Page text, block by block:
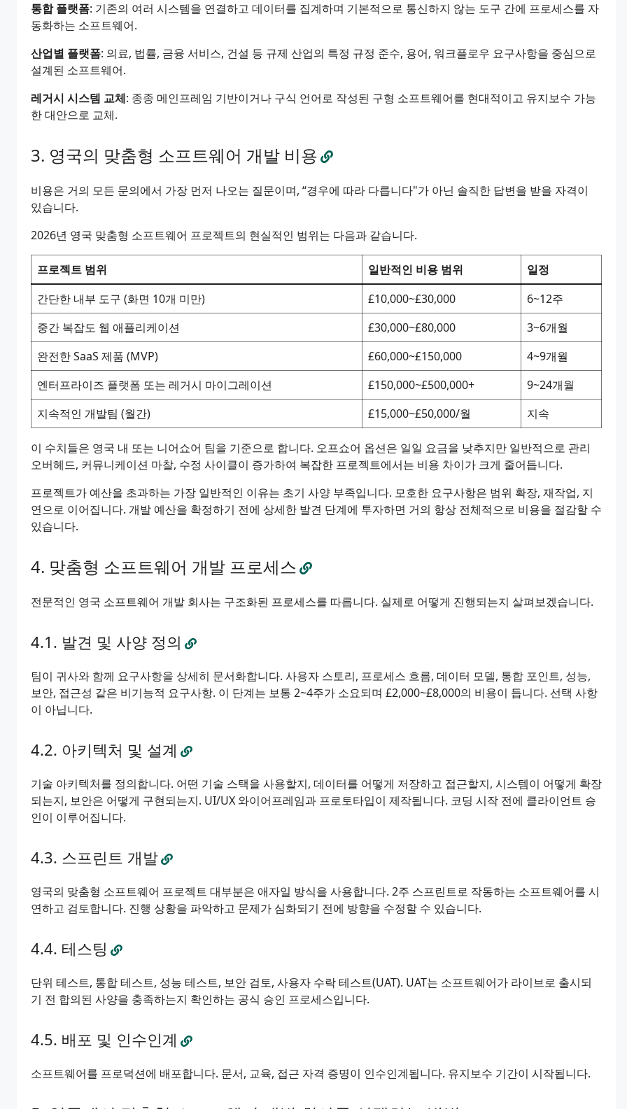
통합 플랫폼: 기존의 여러 시스템을 연결하고 데이터를 집계하며 기본적으로 통신하지 않는 도구 간에 프로세스를 자
동화하는 소프트웨어.
산업별 플랫폼: 의료, 법률, 금융 서비스, 건설 등 규제 산업의 특정 규정 준수, 용어, 워크플로우 요구사항을 중심으로
설계된 소프트웨어.
레거시 시스템 교체: 종종 메인프레임 기반이거나 구식 언어로 작성된 구형 소프트웨어를 현대적이고 유지보수 가능
한 대안으로 교체.
영국의 맞춤형 소프트웨어 개발 비용
비용은 거의 모든 문의에서 가장 먼저 나오는 질문이며, “경우에 따라 다릅니다"가 아닌 솔직한 답변을 받을 자격이
있습니다.
2026년 영국 맞춤형 소프트웨어 프로젝트의 현실적인 범위는 다음과 같습니다.
프로젝트 범위 일반적인 비용 범위
일정
간단한 내부 도구 (화면 10개 미만)
£10,000~£30,000
6~12주
중간 복잡도 웹 애플리케이션
£30,000~£80,000
3~6개월
완전한 SaaS 제품 (MVP)
£60,000~£150,000
4~9개월
엔터프라이즈 플랫폼 또는 레거시 마이그레이션
£150,000~£500,000+
9~24개월
지속적인 개발팀 (월간)
£15,000~£50,000/월 지속
이 수치들은 영국 내 또는 니어쇼어 팀을 기준으로 합니다. 오프쇼어 옵션은 일일 요금을 낮추지만 일반적으로 관리
오버헤드, 커뮤니케이션 마찰, 수정 사이클이 증가하여 복잡한 프로젝트에서는 비용 차이가 크게 줄어듭니다.
프로젝트가 예산을 초과하는 가장 일반적인 이유는 초기 사양 부족입니다. 모호한 요구사항은 범위 확장, 재작업, 지
연으로 이어집니다. 개발 예산을 확정하기 전에 상세한 발견 단계에 투자하면 거의 항상 전체적으로 비용을 절감할 수
있습니다.
맞춤형 소프트웨어 개발 프로세스
전문적인 영국 소프트웨어 개발 회사는 구조화된 프로세스를 따릅니다. 실제로 어떻게 진행되는지 살펴보겠습니다.
발견 및 사양 정의
팀이 귀사와 함께 요구사항을 상세히 문서화합니다. 사용자 스토리, 프로세스 흐름, 데이터 모델, 통합 포인트, 성능,
보안, 접근성 같은 비기능적 요구사항. 이 단계는 보통 2~4주가 소요되며 £2,000~£8,000의 비용이 듭니다. 선택 사항
이 아닙니다.
아키텍처 및 설계
기술 아키텍처를 정의합니다. 어떤 기술 스택을 사용할지, 데이터를 어떻게 저장하고 접근할지, 시스템이 어떻게 확장
되는지, 보안은 어떻게 구현되는지. UI/UX 와이어프레임과 프로토타입이 제작됩니다. 코딩 시작 전에 클라이언트 승
인이 이루어집니다.
스프린트 개발
영국의 맞춤형 소프트웨어 프로젝트 대부분은 애자일 방식을 사용합니다. 2주 스프린트로 작동하는 소프트웨어를 시
연하고 검토합니다. 진행 상황을 파악하고 문제가 심화되기 전에 방향을 수정할 수 있습니다.
테스팅
단위 테스트, 통합 테스트, 성능 테스트, 보안 검토, 사용자 수락 테스트(UAT). UAT는 소프트웨어가 라이브로 출시되
기 전 합의된 사양을 충족하는지 확인하는 공식 승인 프로세스입니다.
배포 및 인수인계
소프트웨어를 프로덕션에 배포합니다. 문서, 교육, 접근 자격 증명이 인수인계됩니다. 유지보수 기간이 시작됩니다.